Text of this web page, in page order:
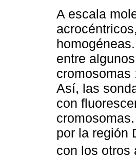
A escala
entre
cromosomas
Así, las
con
por la región
con los otros